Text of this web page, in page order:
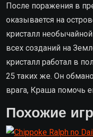
После поражения в
оказывается на
кристалл
всех созданий на
кристалл работал в
25 таких же. Он
врага, Краша помочь
Похожие